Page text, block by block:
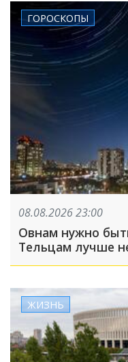
ГОРОСКОПЫ
08.08.2026 23:00
Овнам нужно
Тельцам лучше
ЖИЗНЬ